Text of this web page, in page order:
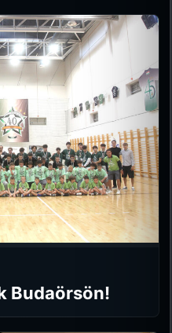
Budaörsön!